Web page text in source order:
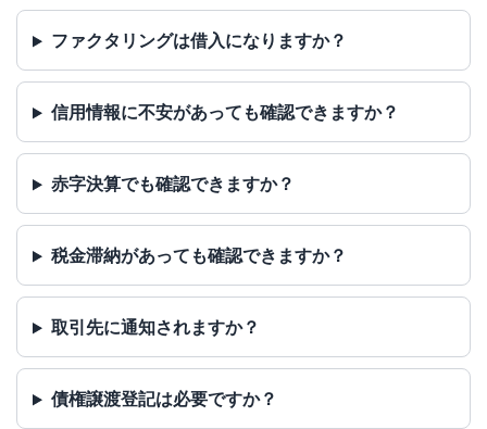
ファクタリングは借入になりますか？
信用情報に不安があっても確認できますか？
赤字決算でも確認できますか？
税金滞納があっても確認できますか？
取引先に通知されますか？
債権譲渡登記は必要ですか？